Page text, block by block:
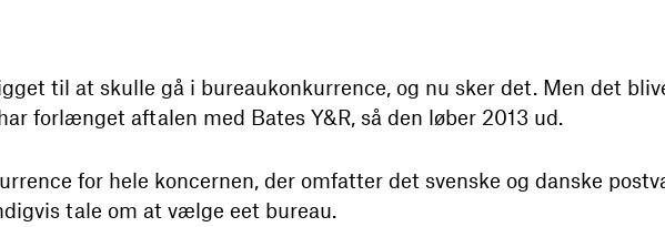
til at skulle gå i bureaukonkurrence, og nu sker det. Men det
forlænget aftalen med Bates Y&R, så den løber 2013 ud.
for hele koncernen, der omfatter det svenske og danske
tale om at vælge eet bureau.